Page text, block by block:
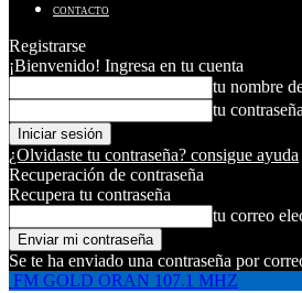
CONTACTO
Registrarse
¡Bienvenido! Ingresa en tu cuenta
tu nombre
tu contraseña
¿Olvidaste tu contraseña? consigue ayuda
Recuperación de contraseña
Recupera tu contraseña
tu correo
Se te ha enviado una contraseña por
FM GOLD ORAN 107.1 MHZ